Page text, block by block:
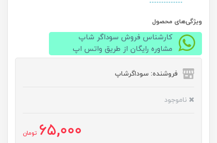
ویژگی‌های محصول
کارشناس فروش سوداگر شاپ
مشاوره رایگان از طریق واتس اپ
فروشنده: سوداگرشاپ
ناموجود
65,000 تومان